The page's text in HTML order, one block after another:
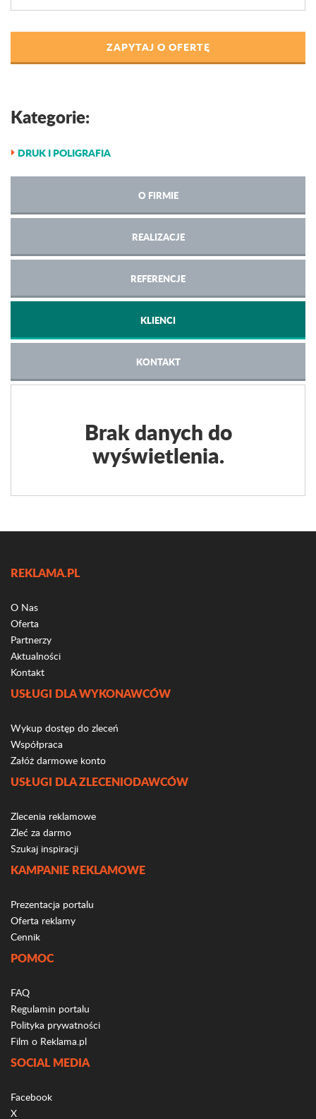
ZAPYTAJ O OFERTĘ
Kategorie:
DRUK I POLIGRAFIA
O FIRMIE
REALIZACJE
REFERENCJE
KLIENCI
KONTAKT
Brak danych do
wyświetlenia.
REKLAMA.PL
O Nas
Oferta
Partnerzy
Aktualności
Kontakt
USŁUGI DLA WYKONAWCÓW
Wykup dostęp do zleceń
Współpraca
Załóż darmowe konto
USŁUGI DLA ZLECENIODAWCÓW
Zlecenia reklamowe
Zleć za darmo
Szukaj inspiracji
KAMPANIE REKLAMOWE
Prezentacja portalu
Oferta reklamy
Cennik
POMOC
FAQ
Regulamin portalu
Polityka prywatności
Film o Reklama.pl
SOCIAL MEDIA
Facebook
X